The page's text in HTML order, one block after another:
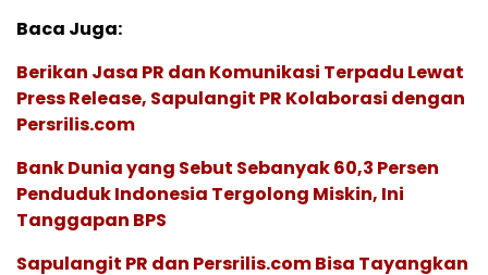
Baca Juga:
Berikan Jasa PR dan Komunikasi Terpadu Lewat
Press Release, Sapulangit PR Kolaborasi dengan
Persrilis.com
Bank Dunia yang Sebut Sebanyak 60,3 Persen
Penduduk Indonesia Tergolong Miskin, Ini
Tanggapan BPS
Sapulangit PR dan Persrilis.com Bisa Tayangkan